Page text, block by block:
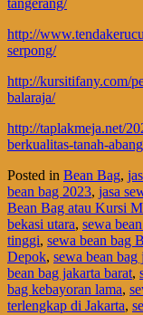
tangerang/
http://
serpong/
http://kursitifany.com/
balaraja/
http://taplakmeja.net/
berkualitas-tanah-
Posted in Bean Bag,
bean bag 2023, jasa
Bean Bag atau Kursi
bekasi utara, sewa
tinggi, sewa bean bag
Depok, sewa bean bag
bean bag jakarta barat,
bag kebayoran lama,
terlengkap di Jakarta,